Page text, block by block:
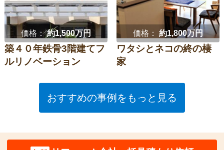
価格：約1,500万円
築４０年鉄骨3階建てフ
ルリノベーション
価格： 約1,800万円
ワタシとネコの終の棲
家
おすすめの事例をもっと見る